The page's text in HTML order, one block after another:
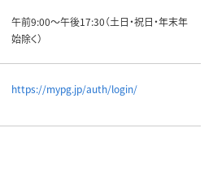
午前9:00～午後17:30（土日・祝日・年末年
始除く）
https://mypg.jp/auth/login/